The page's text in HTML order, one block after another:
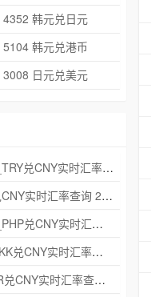
4352 韩元兑日元
5104 韩元兑港币
3008 日元兑美元
今日人民币兑土耳其里拉实时汇率_TRY兑CNY实时汇率查询 2025年09月21日
今日人民币兑泰铢实时汇率_THB兑CNY实时汇率查询 2025年09月21日
今日人民币兑菲律宾比索实时汇率_PHP兑CNY实时汇率查询 2025年09月21日
今日人民币兑丹麦克朗实时汇率_DKK兑CNY实时汇率查询 2025年09月21日
今日人民币兑林吉特实时汇率_MYR兑CNY实时汇率查询 2025年09月21日